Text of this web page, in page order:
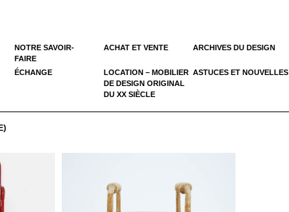
NOTRE SAVOIR-
FAIRE
ACHAT ET VENTE ARCHIVES DU DESIGN
ÉCHANGE
LOCATION – MOBILIER
DE DESIGN ORIGINAL
DU XX SIÈCLE
ASTUCES ET NOUVELLES